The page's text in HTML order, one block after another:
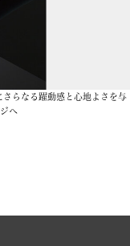
らなる躍動感と心地よさを与
へ